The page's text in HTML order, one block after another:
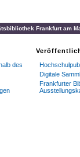
Frankfurt am
des
Digitale
Frankfurter